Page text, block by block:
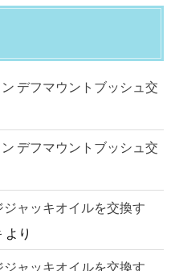
デフマウントブッシュ交
デフマウントブッシュ交
ャッキオイルを交換す
より
ャッキオイルを交換す